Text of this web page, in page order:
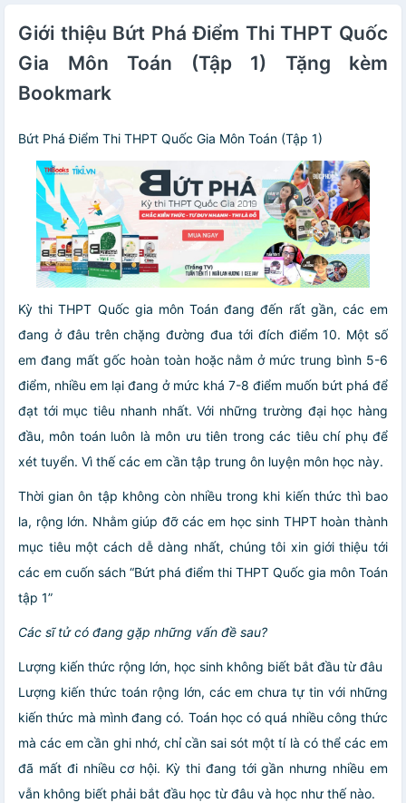
Giới thiệu Bứt Phá Điểm Thi THPT Quốc
Gia Môn Toán (Tập 1) Tặng kèm
Bookmark
Bứt Phá Điểm Thi THPT Quốc Gia Môn Toán (Tập 1)
Kỳ thi THPT Quốc gia môn Toán đang đến rất gần, các em
đang ở đâu trên chặng đường đua tới đích điểm 10. Một số
em đang mất gốc hoàn toàn hoặc nằm ở mức trung bình 5-6
điểm, nhiều em lại đang ở mức khá 7-8 điểm muốn bứt phá để
đạt tới mục tiêu nhanh nhất. Với những trường đại học hàng
đầu, môn toán luôn là môn ưu tiên trong các tiêu chí phụ để
xét tuyển. Vì thế các em cần tập trung ôn luyện môn học này.
Thời gian ôn tập không còn nhiều trong khi kiến thức thì bao
la, rộng lớn. Nhằm giúp đỡ các em học sinh THPT hoàn thành
mục tiêu một cách dễ dàng nhất, chúng tôi xin giới thiệu tới
các em cuốn sách “Bứt phá điểm thi THPT Quốc gia môn Toán
tập 1”
Các sĩ tử có đang gặp những vấn đề sau?
Lượng kiến thức rộng lớn, học sinh không biết bắt đầu từ đâu
Lượng kiến thức toán rộng lớn, các em chưa tự tin với những
kiến thức mà mình đang có. Toán học có quá nhiều công thức
mà các em cần ghi nhớ, chỉ cần sai sót một tí là có thể các em
đã mất đi nhiều cơ hội. Kỳ thi đang tới gần nhưng nhiều em
vẫn không biết phải bắt đầu học từ đâu và học như thế nào.